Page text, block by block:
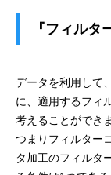
『フィルタ
データを利用して
に、適用するフィ
考えることができ
つまりフィルター
タ加工のフィルタ